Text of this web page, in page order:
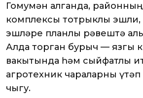
Гомумән алганда, районның
комплексы тотрыклы эшли,
эшләре планлы рәвештә
Алда торган бурыч — язгы
вакытында һәм сыйфатлы
агротехник чараларны
чыгу.